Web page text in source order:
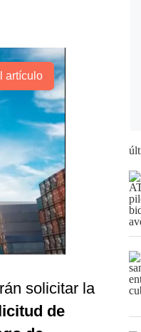
artículo
solicitar la
de